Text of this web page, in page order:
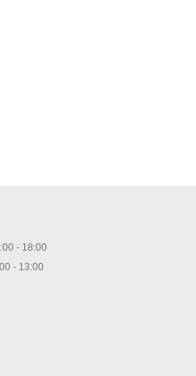
- 18:00
- 13:00